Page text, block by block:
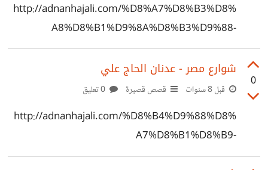
http://adnanhajali.com/%D8%A7%D8%B3%D8%
A8%D8%B1%D9%8A%D8%B3%D9%88-
%D9%85%D8%AA%D8%AE%D9%85%D8%B1/
0
شوارع مصر - عدنان الحاج علي
قبل 8 سنوات قصص قصيرة
http://adnanhajali.com/%D8%B4%D9%88%D8%
A7%D8%B1%D8%B9-
%D9%85%D8%B5%D8%B1/